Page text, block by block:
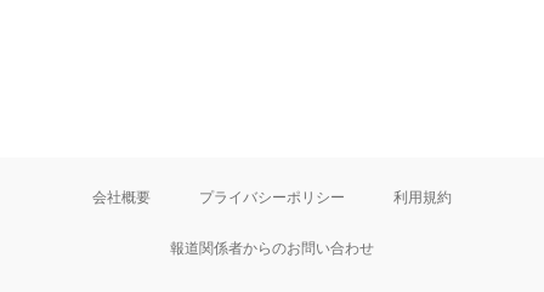
会社概要 プライバシーポリシー 利用規約
報道関係者からのお問い合わせ